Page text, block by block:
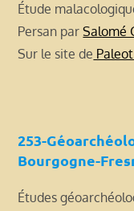
Étude
Persan parSalomé
Sur le site de
253-
Bourgogne-
Études